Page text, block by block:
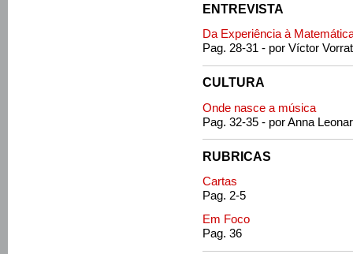
ENTREVISTA
Da Experiência à
Pag. 28-31 - por Víctor
CULTURA
Onde nasce a música
Pag. 32-35 - por Anna
RUBRICAS
Cartas
Pag. 2-5
Em Foco
Pag. 36